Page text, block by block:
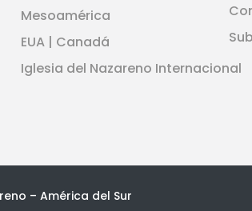
Mesoamérica
EUA | Canadá
Iglesia del Nazareno Internacional
– América del Sur